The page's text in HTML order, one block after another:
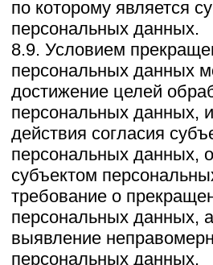
ОГРНИП: 321665800052156
ОКПО: 2006692844
Юр. адрес: Свердловская обл, р-н
Белоярский, п Прохладный, ул
Новосибирская, д. 9